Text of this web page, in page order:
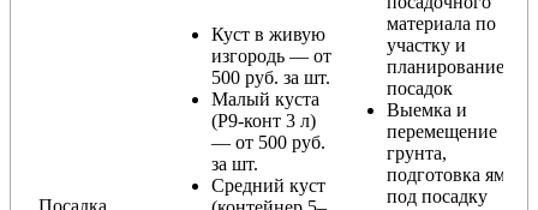
Куст в живую
изгородь — от
500 руб. за шт.
Малый куста
(Р9-конт 3 л)
— от 500 руб.
за шт.
Средний куст
материала по
участку и
планирование
посадок
Выемка и
перемещение
грунта,
подготовка ямы
под посадку